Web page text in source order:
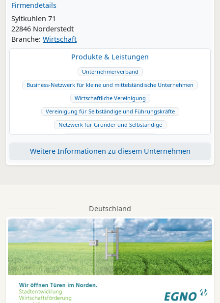
Firmendetails
Syltkuhlen 71
22846 Norderstedt
Branche: Wirtschaft
Produkte & Leistungen
Unternehmerverband
Business-Netzwerk für kleine und mittelständische Unternehmen
Wirtschaftliche Vereinigung
Vereinigung für Selbständige und Führungskräfte
Netzwerk für Gründer und Selbständige
Gemeinschaft für Existenzgründerinnen
Business-Netzwerk für Existenzgründer
Weitere Informationen zu diesem Unternehmen
Deutschland